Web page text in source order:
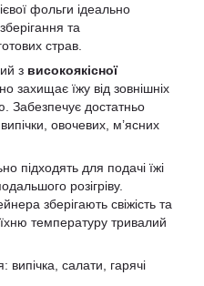
фольги ідеально
та
страв.
з високоякісної
захищає їжу від зовнішніх
Забезпечує достатньо
овочевих, м’ясних
підходять для подачі їжі
розігріву.
зберігають свіжість та
температуру тривалий
випічка, салати, гарячі